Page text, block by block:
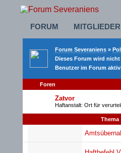
FORUM MITGLIEDER
Forum Severaniens »
Dieses Forum wird
Benutzer im Forum
Foren
Zatvor
Haftanstalt: Ort für
Thema